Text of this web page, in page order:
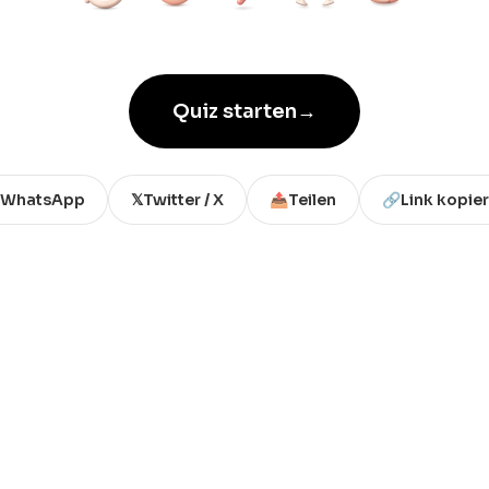
Quiz starten→
WhatsApp 𝕏Twitter / X 📤Teilen 🔗Link